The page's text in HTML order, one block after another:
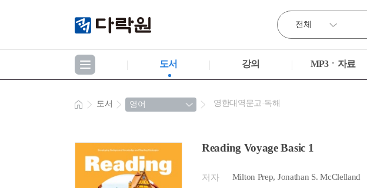
도서 강의 MP3ㆍ자료
도서 영한대역문고·독해
Reading Voyage Basic 1
저자 Milton Prep, Jonathan S. McClelland